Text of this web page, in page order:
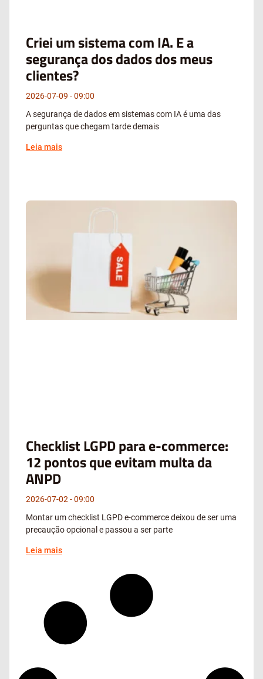
Criei um sistema com IA. E a
segurança dos dados dos meus
clientes?
2026-07-09
09:00
A segurança de dados em sistemas com IA é uma das
perguntas que chegam tarde demais
Leia mais
Checklist LGPD para e-commerce:
12 pontos que evitam multa da
ANPD
2026-07-02
09:00
Montar um checklist LGPD e-commerce deixou de ser uma
precaução opcional e passou a ser parte
Leia mais